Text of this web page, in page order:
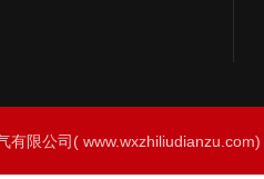
有限公司(